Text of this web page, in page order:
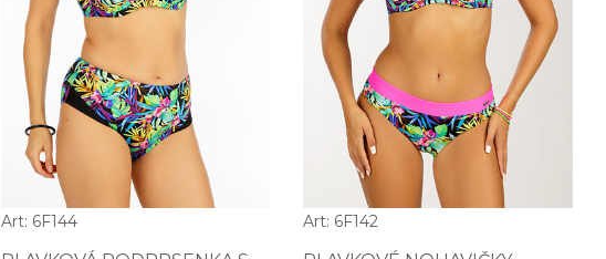
Art: 6F144 Art: 6F142